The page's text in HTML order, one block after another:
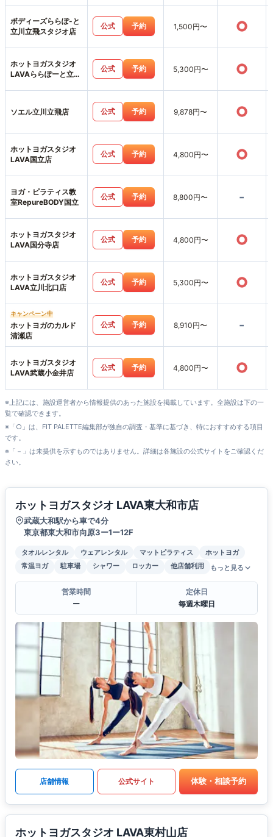
ボディーズららぽ-と
立川立飛スタジオ店
公式 予約 1,500円〜 ○
ホットヨガスタジオ
LAVAららぽーと立川
公式 予約 5,300円〜 ○
ソエル立川立飛店 公式 予約 9,878円〜 ○
ホットヨガスタジオ
LAVA国立店
公式 予約 4,800円〜 ○
ヨガ・ピラティス教
室RepureBODY国立
公式 予約 8,800円〜 -
ホットヨガスタジオ
LAVA国分寺店
公式 予約 4,800円〜 ○
ホットヨガスタジオ
LAVA立川北口店
公式 予約 5,300円〜 ○
キャンペーン中
ホットヨガのカルド
清瀬店
公式 予約 8,910円〜 -
ホットヨガスタジオ
LAVA武蔵小金井店
公式 予約 4,800円〜 ○
※上記には、施設運営者から情報提供のあった施設を掲載しています。全施設は下の一
覧で確認できます。
※「○」は、FIT PALETTE編集部が独自の調査・基準に基づき、特におすすめする項目
です。
※「－」は未提供を示すものではありません。詳細は各施設の公式サイトをご確認くだ
さい。
ホットヨガスタジオ LAVA東大和市店
武蔵大和駅から車で4分
東京都東大和市向原3ー1ー12F
タオルレンタル ウェアレンタル マットピラティス
ホットヨガ
常温ヨガ
駐車場 シャワー ロッカー 他店舗利用 もっと見る
営業時間
ー
定休日
毎週木曜日
店舗情報 公式サイト 体験・相談予約
ホットヨガスタジオ LAVA東村山店